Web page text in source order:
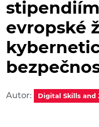
evropské
Autor: Digital Skills and